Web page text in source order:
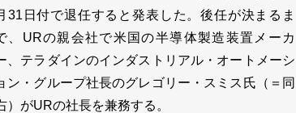
31日付で退任すると発表した。後任が決まるま
、URの親会社で米国の半導体製造装置メーカ
、テラダインのインダストリアル・オートメーシ
ン・グループ社長のグレゴリー・スミス氏（＝同
）がURの社長を兼務する。